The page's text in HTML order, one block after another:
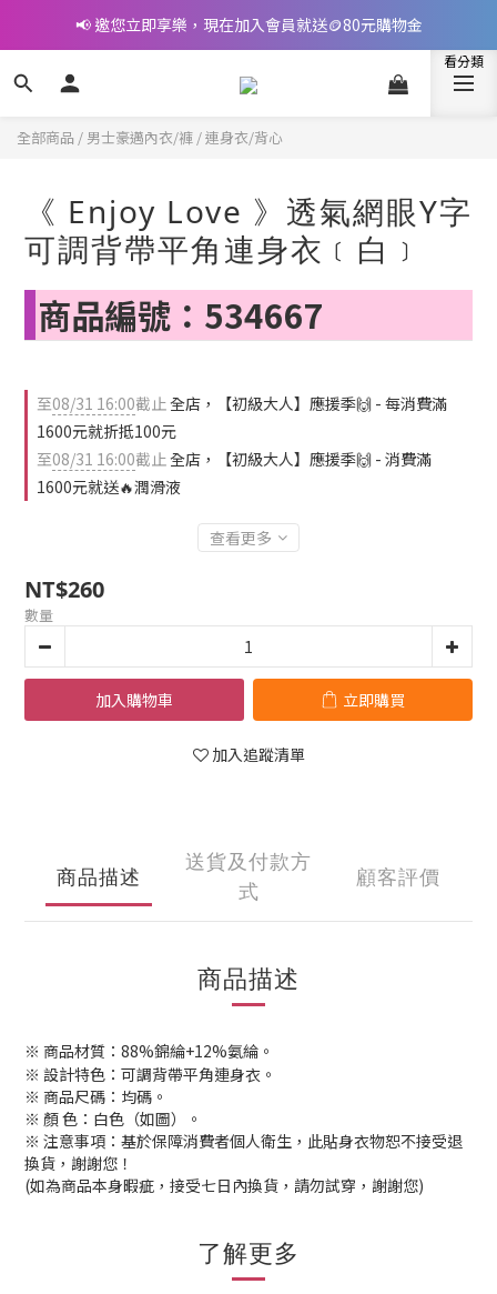
📢 邀您立即享樂，現在加入會員就送🪙80元購物金
📢 邀您立即享樂，現在加入會員就送🪙80元購物金
👉完成指定條件，提升會員等級，最高享5%回饋
全部商品 / 男士豪邁內衣/褲 /連身衣/背心
《 Enjoy Love 》透氣網眼Y字
可調背帶平角連身衣﹝白﹞
商品編號：534667
至08/31 16:00截止全店，【初級大人】應援季🙌 - 每消費滿
1600元就折抵100元
至08/31 16:00截止全店，【初級大人】應援季🙌 - 消費滿
1600元就送🔥潤滑液
查看更多
NT$260
數量
加入購物車 立即購買
加入追蹤清單
商品描述
送貨及付款方
式
顧客評價
商品描述
※ 商品材質：88%錦綸+12%氨綸。
※ 設計特色：可調背帶平角連身衣。
※ 商品尺碼：均碼。
※ 顏 色：白色（如圖）。
※ 注意事項：基於保障消費者個人衛生，此貼身衣物恕不接受退
換貨，謝謝您！
(如為商品本身暇疵，接受七日內換貨，請勿試穿，謝謝您)
了解更多